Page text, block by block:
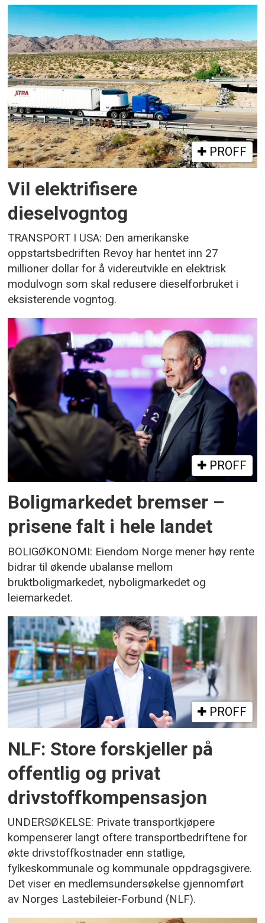
PROFF
Vil elektrifisere
dieselvogntog
TRANSPORT I USA: Den amerikanske
oppstartsbedriften Revoy har hentet inn 27
millioner dollar for å videreutvikle en elektrisk
modulvogn som skal redusere dieselforbruket i
eksisterende vogntog.
PROFF
Boligmarkedet bremser –
prisene falt i hele landet
BOLIGØKONOMI: Eiendom Norge mener høy rente
bidrar til økende ubalanse mellom
bruktboligmarkedet, nyboligmarkedet og
leiemarkedet.
PROFF
NLF: Store forskjeller på
offentlig og privat
drivstoffkompensasjon
UNDERSØKELSE: Private transportkjøpere
kompenserer langt oftere transportbedriftene for
økte drivstoffkostnader enn statlige,
fylkeskommunale og kommunale oppdragsgivere.
Det viser en medlemsundersøkelse gjennomført
av Norges Lastebileier-Forbund (NLF).